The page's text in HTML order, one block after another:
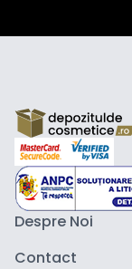
Despre Noi
Contact